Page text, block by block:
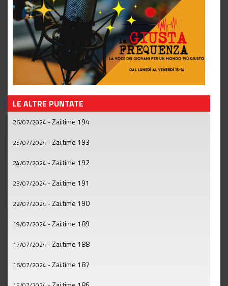
LE ALTRE PUNTATE
26/07/2024 -Zai.time 194
25/07/2024 -Zai.time 193
24/07/2024 -Zai.time 192
23/07/2024 -Zai.time 191
22/07/2024 -Zai.time 190
19/07/2024 -Zai.time 189
17/07/2024 -Zai.time 188
16/07/2024 -Zai.time 187